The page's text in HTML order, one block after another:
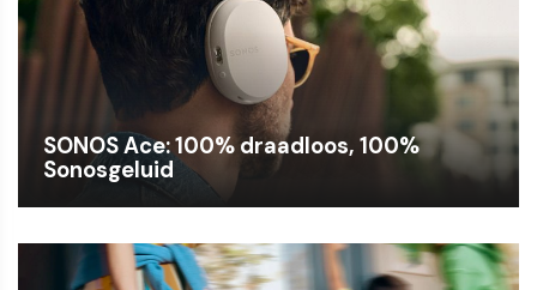
SONOS Ace: 100% draadloos, 100%
Sonosgeluid